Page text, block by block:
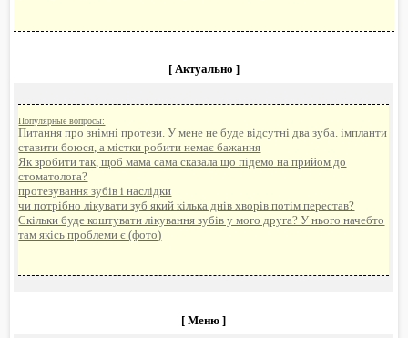
[ Актуально ]
Популярные вопросы:
Питання про знімні протези. У мене не буде відсутні два зуба. імпланти
ставити боюся, а містки робити немає бажання
Як зробити так, щоб мама сама сказала що підемо на прийом до
стоматолога?
протезування зубів і наслідки
чи потрібно лікувати зуб який кілька днів хворів потім перестав?
Скільки буде коштувати лікування зубів у мого друга? У нього начебто
там якісь проблеми є (фото)
[ Меню ]